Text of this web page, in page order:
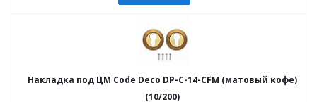
Накладка под ЦМ Code Deco DP-C-14-CFM (матовый кофе)
(10/200)